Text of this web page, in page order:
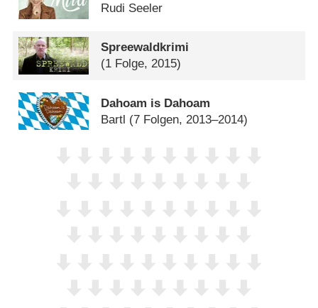
Rudi Seeler
Spreewaldkrimi
(1 Folge, 2015)
Dahoam is Dahoam
Bartl (7 Folgen, 2013–2014)